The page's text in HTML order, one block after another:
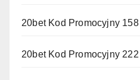
20bet Kod Promocyjny 158
20bet Kod Promocyjny 222